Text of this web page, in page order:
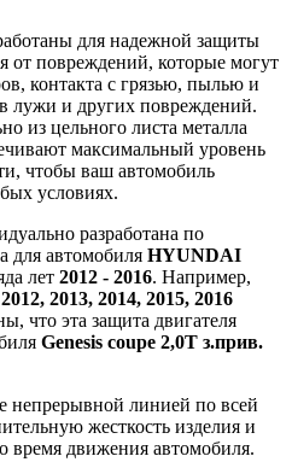
для надежной защиты
от повреждений, которые могут
контакта с грязью, пылью и
лужи и других повреждений.
из цельного листа металла
максимальный уровень
чтобы ваш автомобиль
условиях.
разработана по
для автомобиля HYUNDAI
лет 2012 - 2016. Например,
2012, 2013, 2014, 2015, 2016
что эта защита двигателя
Genesis coupe 2,0Т з.прив.
непрерывной линией по всей
жесткость изделия и
время движения автомобиля.